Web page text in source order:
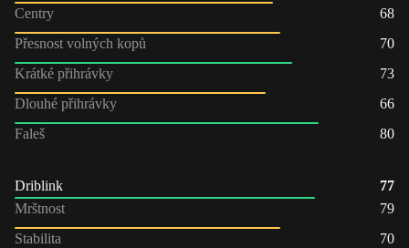
Centry
68
Přesnost volných kopů
70
Krátké přihrávky
73
Dlouhé přihrávky
66
Faleš
80
Driblink
77
Mrštnost
79
Stabilita
70